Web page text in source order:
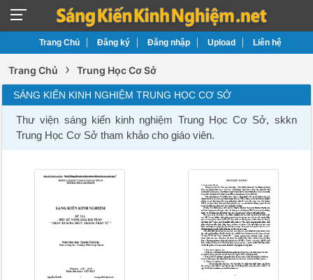
Trang Chủ Đăng ký Đăng nhập Upload Liên hệ
Trang Chủ › Trung Học Cơ Sở
SÁNG KIẾN KINH NGHIỆM TRUNG HỌC CƠ SỞ
Thư viện sáng kiến kinh nghiệm Trung Học Cơ Sở, skkn
Trung Học Cơ Sở tham khảo cho giáo viên.